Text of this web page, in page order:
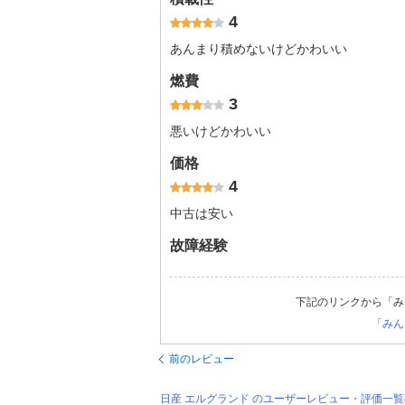
4
あんまり積めないけどかわいい
燃費
3
悪いけどかわいい
価格
4
中古は安い
故障経験
下記のリンクから「
「み
前のレビュー
日産 エルグランド のユーザーレビュー・評価一